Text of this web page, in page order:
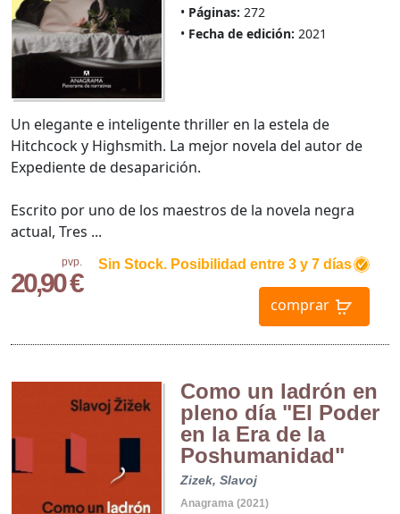
Páginas: 272
Fecha de edición: 2021
pvp.
20,90 €
Sin Stock. Posibilidad entre 3 y 7 días
comprar
Un elegante e inteligente thriller en la estela de
Hitchcock y Highsmith. La mejor novela del autor de
Expediente de desaparición.
Escrito por uno de los maestros de la novela negra
actual, Tres ...
Como un ladrón en
pleno día "El Poder
en la Era de la
Poshumanidad"
Zizek, Slavoj
Anagrama (2021)